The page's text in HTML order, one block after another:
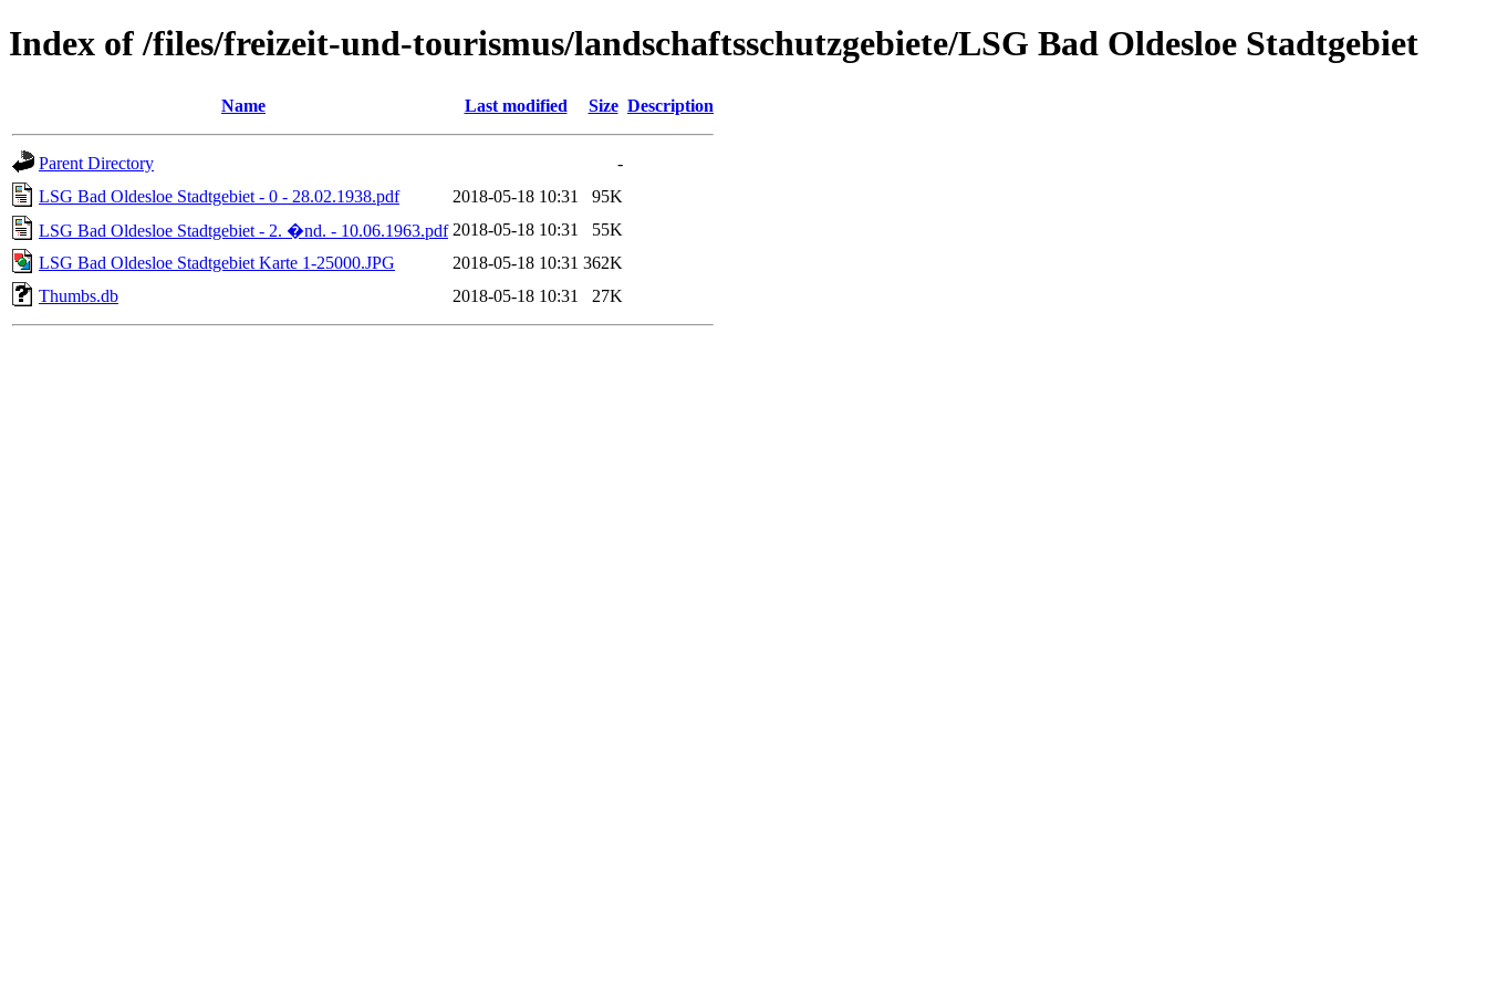
Index of /files/freizeit-und-tourismus/landschaftsschutzgebiete/LSG Bad Oldesloe Stadtgebiet
Name Last modified Size Description
Parent Directory
-
LSG Bad Oldesloe Stadtgebiet - 0 - 28.02.1938.pdf
2018-05-18 10:31
95K
LSG Bad Oldesloe Stadtgebiet - 2. �nd. - 10.06.1963.pdf 2018-05-18 10:31
55K
LSG Bad Oldesloe Stadtgebiet Karte 1-25000.JPG
2018-05-18 10:31 362K
Thumbs.db
2018-05-18 10:31 27K